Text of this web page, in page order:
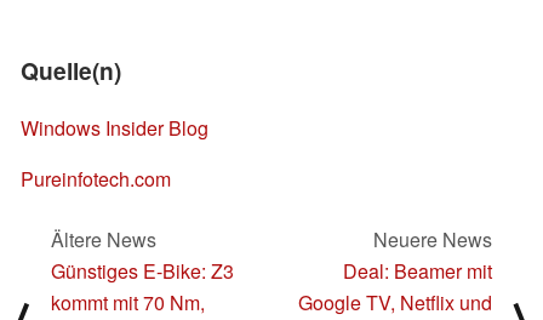
Quelle(n)
Windows Insider Blog
Pureinfotech.com
Ältere News
Günstiges E-Bike: Z3
kommt mit 70 Nm,
Neuere News
Deal: Beamer mit
Google TV, Netflix und